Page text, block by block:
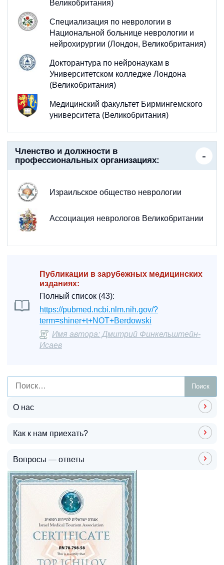
Великобритания)
Специализация по неврологии в
Национальной больнице неврологии и
нейрохирургии (Лондон, Великобритания)
Докторантура по нейронаукам в
Университетском колледже Лондона
(Великобритания)
Медицинский факультет Бирмингемского
университета (Великобритания)
Членство и должности в
профессиональных организациях:
Израильское общество неврологии
Ассоциация неврологов Великобритании
Публикации в зарубежных медицинских
изданиях:
Полный список (43):
https://pubmed.ncbi.nlm.nih.gov/?
term=shiner+t+NOT+Berdowski
Имя автора: Дмитрий Финкельштейн-
Исаев
О нас
Как к нам приехать?
Вопросы — ответы